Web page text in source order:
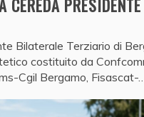
CEREDA PRESIDENTE
Bilaterale Terziario di
costituito da
Cgil Bergamo, Fisascat-